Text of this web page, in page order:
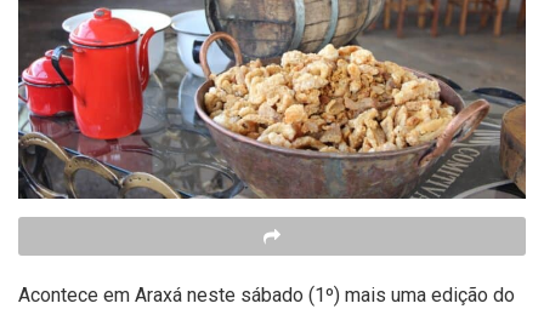
Acontece em Araxá neste sábado (1º) mais uma edição do